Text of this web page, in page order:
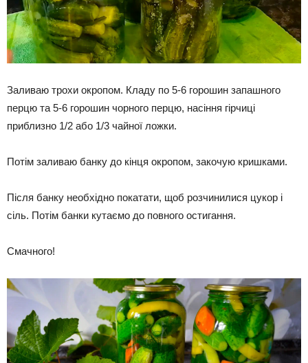
Заливаю трохи окропом. Кладу по 5-6 горошин запашного
перцю та 5-6 горошин чорного перцю, насіння гірчиці
приблизно 1/2 або 1/3 чайної ложки.
Потім заливаю банку до кінця окропом, закочую кришками.
Після банку необхідно покатати, щоб розчинилися цукор і
сіль. Потім банки кутаємо до повного остигання.
Смачного!